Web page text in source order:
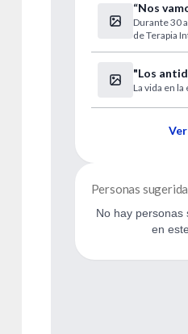
“Nos
enfermos
Durante 30
de Terapia
"Los
La vida en la
Personas
No hay personas
en